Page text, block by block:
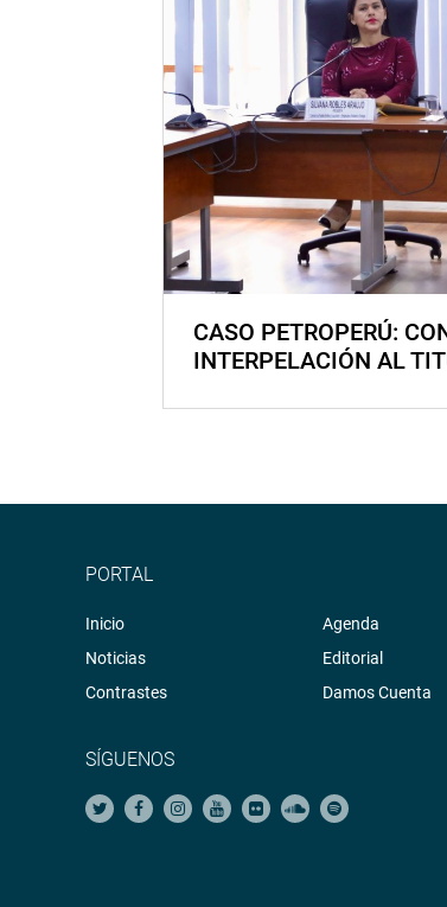
CASO PETROPERÚ:
INTERPELACIÓN AL
PORTAL
Inicio
Noticias
Contrastes
Agenda
Editorial
Damos Cuenta
SÍGUENOS